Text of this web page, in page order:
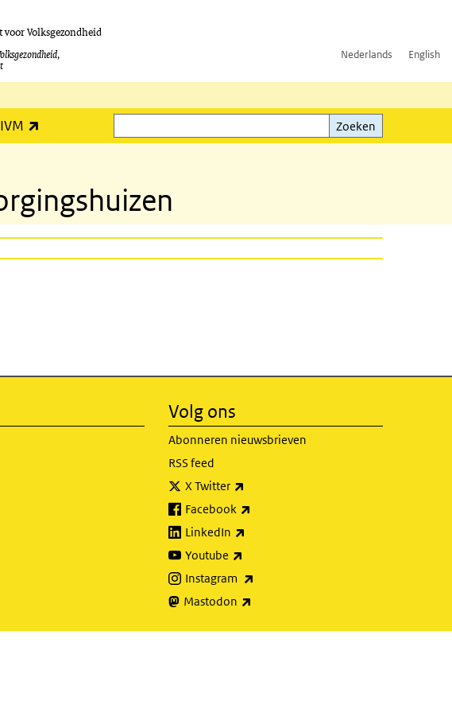
Volksgezondheid
Nederlands English
Zoeken
Zoeken
Volg ons
Abonneren nieuwsbrieven
RSS feed
X Twitter
Facebook
LinkedIn
Youtube
Instagram
Mastodon